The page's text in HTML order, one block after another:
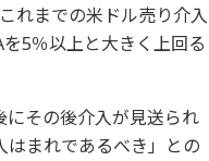
れまでの米ドル売り介入
5％以上と大きく上回る
その後介入が見送られ
まれであるべき」との